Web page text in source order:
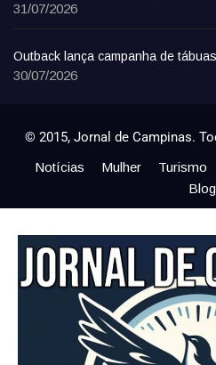
31/07/2026
Outback lança campanha de
30/07/2026
© 2015, Jornal de Campinas.
Notícias Mulher Turismo